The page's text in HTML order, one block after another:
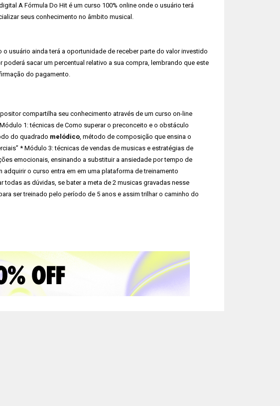
A Fórmula Do Hit é um curso 100% online onde o usuário terá
seus conhecimento no âmbito musical.
usuário ainda terá a oportunidade de receber parte do valor investido
sacar um percentual relativo a sua compra, lembrando que este
do pagamento.
compartilha seu conhecimento através de um curso on-line
1: técnicas de Como superar o preconceito e o obstáculo
do quadrado melódico, método de composição que ensina o
* Módulo 3: técnicas de vendas de musicas e estratégias de
emocionais, ensinando a substituir a ansiedade por tempo de
o curso entra em em uma plataforma de treinamento
todas as dúvidas, se bater a meta de 2 musicas gravadas nesse
ser treinado pelo período de 5 anos e assim trilhar o caminho do